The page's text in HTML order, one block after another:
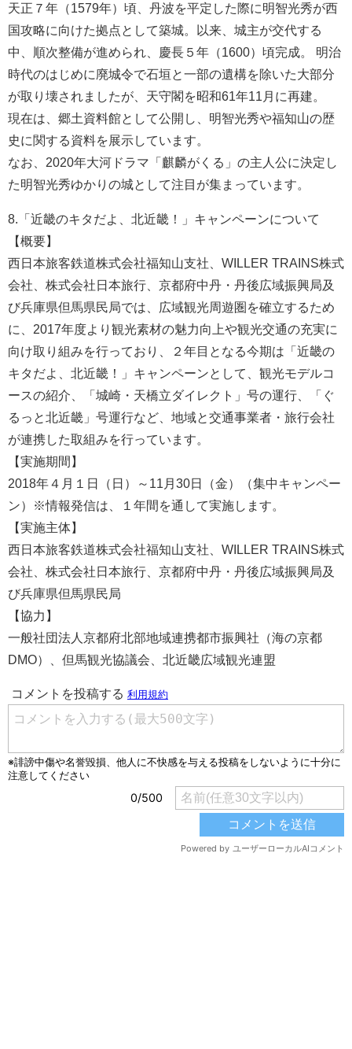
天正７年（1579年）頃、丹波を平定した際に明智光秀が西
国攻略に向けた拠点として築城。以来、城主が交代する
中、順次整備が進められ、慶長５年（1600）頃完成。 明治
時代のはじめに廃城令で石垣と一部の遺構を除いた大部分
が取り壊されましたが、天守閣を昭和61年11月に再建。
現在は、郷土資料館として公開し、明智光秀や福知山の歴
史に関する資料を展示しています。
なお、2020年大河ドラマ「麒麟がくる」の主人公に決定し
た明智光秀ゆかりの城として注目が集まっています。
8.「近畿のキタだよ、北近畿！」キャンペーンについて
【概要】
西日本旅客鉄道株式会社福知山支社、WILLER TRAINS株式
会社、株式会社日本旅行、京都府中丹・丹後広域振興局及
び兵庫県但馬県民局では、広域観光周遊圏を確立するため
に、2017年度より観光素材の魅力向上や観光交通の充実に
向け取り組みを行っており、２年目となる今期は「近畿の
キタだよ、北近畿！」キャンペーンとして、観光モデルコ
ースの紹介、「城崎・天橋立ダイレクト」号の運行、「ぐ
るっと北近畿」号運行など、地域と交通事業者・旅行会社
が連携した取組みを行っています。
【実施期間】
2018年４月１日（日）～11月30日（金）（集中キャンペー
ン）※情報発信は、１年間を通して実施します。
【実施主体】
西日本旅客鉄道株式会社福知山支社、WILLER TRAINS株式
会社、株式会社日本旅行、京都府中丹・丹後広域振興局及
び兵庫県但馬県民局
【協力】
一般社団法人京都府北部地域連携都市振興社（海の京都
DMO）、但馬観光協議会、北近畿広域観光連盟